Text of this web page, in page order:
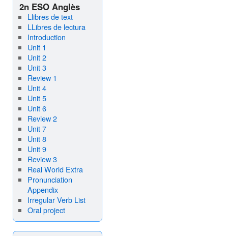
2n ESO Anglès
Llibres de text
LLibres de lectura
Introduction
Unit 1
Unit 2
Unit 3
Review 1
Unit 4
Unit 5
Unit 6
Review 2
Unit 7
Unit 8
Unit 9
Review 3
Real World Extra
Pronunciation
Appendix
Irregular Verb List
Oral project